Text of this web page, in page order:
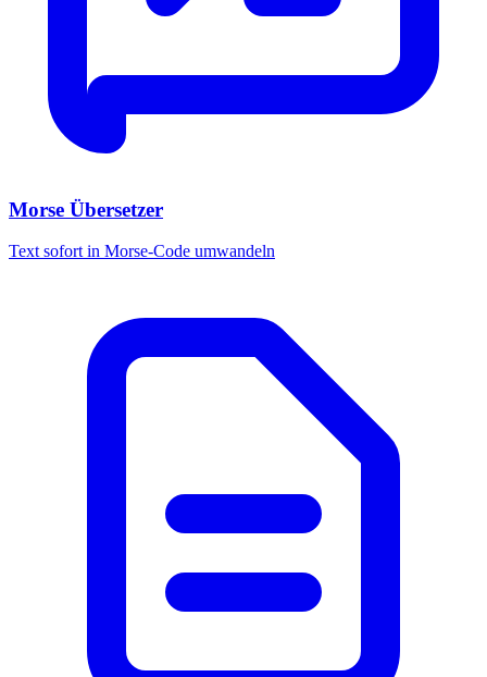
Morse Übersetzer
Text sofort in Morse-Code umwandeln